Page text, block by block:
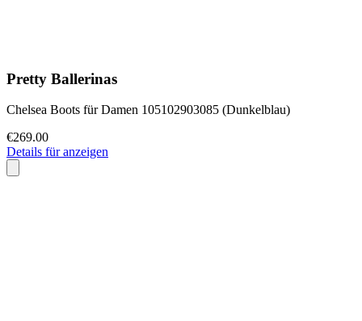
Pretty Ballerinas
Chelsea Boots für Damen 105102903085 (Dunkelblau)
€269.00
Details für anzeigen